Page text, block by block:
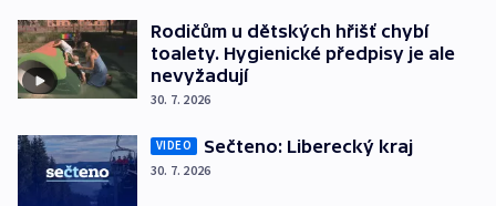
Rodičům u dětských hřišť chybí
toalety. Hygienické předpisy je ale
nevyžadují
30. 7. 2026
VIDEO Sečteno: Liberecký kraj
30. 7. 2026